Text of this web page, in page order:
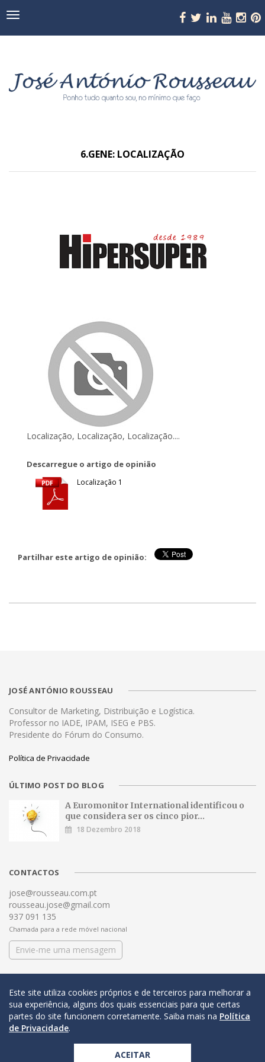
Navegação
6.GENE: LOCALIZAÇÃO
Localização, Localização, Localização....
Descarregue o artigo de opinião
Localização 1
Partilhar este artigo de opinião:
JOSÉ ANTÓNIO ROUSSEAU
Consultor de Marketing, Distribuição e Logística.
Professor no IADE, IPAM, ISEG e PBS.
Presidente do Fórum do Consumo.
Política de Privacidade
ÚLTIMO POST DO BLOG
A Euromonitor International identificou o
que considera ser os cinco pior...
18 Dezembro 2018
CONTACTOS
jose@rousseau.com.pt
rousseau.jose@gmail.com
937 091 135
Chamada para a rede móvel nacional
Envie-me uma mensagem
© COPYRIGHT 2016 José António Rousseau
Developed by
Este site utiliza cookies próprios e de terceiros para melhorar a
sua experiência, alguns dos quais essenciais para que certas
partes do site funcionem corretamente. Saiba mais na Política
de Privacidade.
ACEITAR